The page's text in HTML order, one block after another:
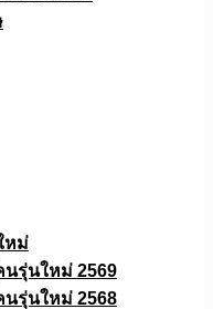
หม่
นรุ่นใหม่ 2569
นรุ่นใหม่ 2568